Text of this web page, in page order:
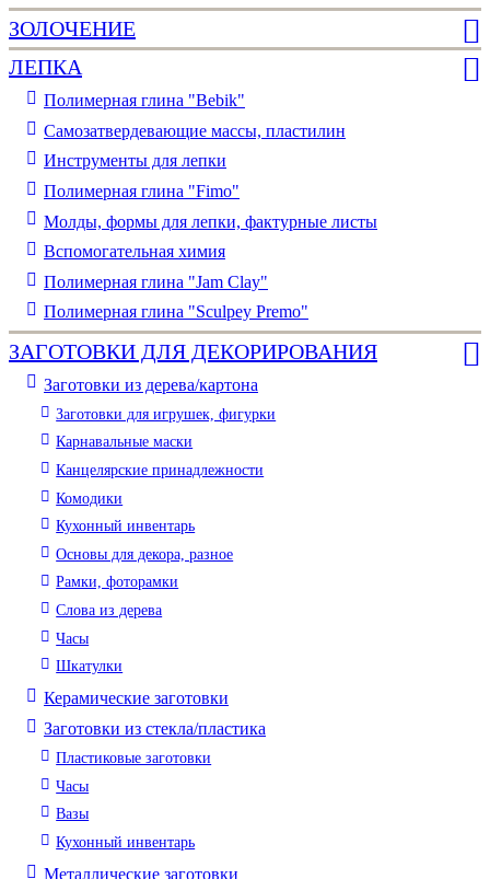
ЗОЛОЧЕНИЕ
ЛЕПКА
Полимерная глина "Bebik"
Самозатвердевающие массы, пластилин
Инструменты для лепки
Полимерная глина "Fimo"
Молды, формы для лепки, фактурные листы
Вспомогательная химия
Полимерная глина "Jam Clay"
Полимерная глина "Sculpey Premo"
ЗАГОТОВКИ ДЛЯ ДЕКОРИРОВАНИЯ
Заготовки из дерева/картона
Заготовки для игрушек, фигурки
Карнавальные маски
Канцелярские принадлежности
Комодики
Кухонный инвентарь
Основы для декора, разное
Рамки, фоторамки
Слова из дерева
Часы
Шкатулки
Керамические заготовки
Заготовки из стекла/пластика
Пластиковые заготовки
Часы
Вазы
Кухонный инвентарь
Металлические заготовки